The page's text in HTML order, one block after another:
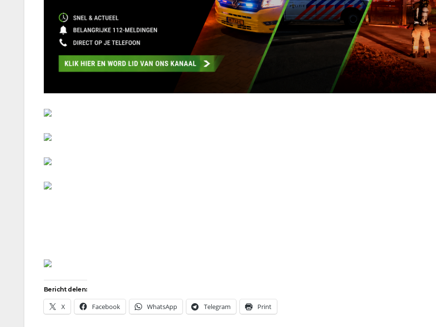
Bericht delen:
X Facebook WhatsApp Telegram Print